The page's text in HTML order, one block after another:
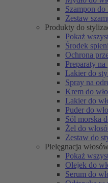
Szampon
Zestaw
Produkty do
Pokaż
Środek
Ochrona
Preparaty na
Lakier do
Spray na
Krem do
Lakier do
Puder do
Sól morska
Żel do
Zestaw do
Pielęgnacja
Pokaż
Olejek do
Serum do